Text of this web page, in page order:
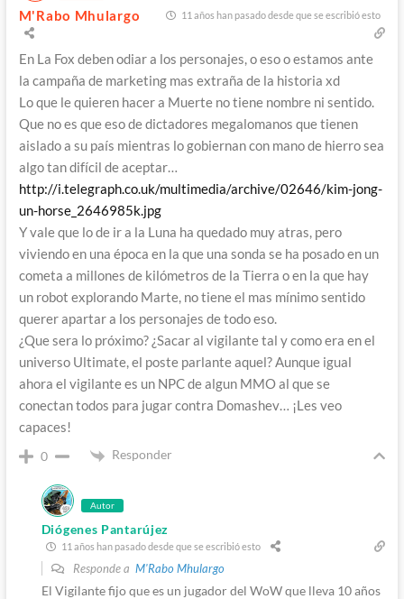
M'Rabo Mhulargo 11 años han pasado desde que se escribió esto
En La Fox deben odiar a los personajes, o eso o estamos ante
la campaña de marketing mas extraña de la historia xd
Lo que le quieren hacer a Muerte no tiene nombre ni sentido.
Que no es que eso de dictadores megalomanos que tienen
aislado a su país mientras lo gobiernan con mano de hierro sea
algo tan difícil de aceptar…
http://i.telegraph.co.uk/multimedia/archive/02646/kim-jong-
un-horse_2646985k.jpg
Y vale que lo de ir a la Luna ha quedado muy atras, pero
viviendo en una época en la que una sonda se ha posado en un
cometa a millones de kilómetros de la Tierra o en la que hay
un robot explorando Marte, no tiene el mas mínimo sentido
querer apartar a los personajes de todo eso.
¿Que sera lo próximo? ¿Sacar al vigilante tal y como era en el
universo Ultimate, el poste parlante aquel? Aunque igual
ahora el vigilante es un NPC de algun MMO al que se
conectan todos para jugar contra Domashev… ¡Les veo
capaces!
0 Responder
Autor
Diógenes Pantarújez
11 años han pasado desde que se escribió esto
Responde a M'Rabo Mhulargo
El Vigilante fijo que es un jugador del WoW que lleva 10 años